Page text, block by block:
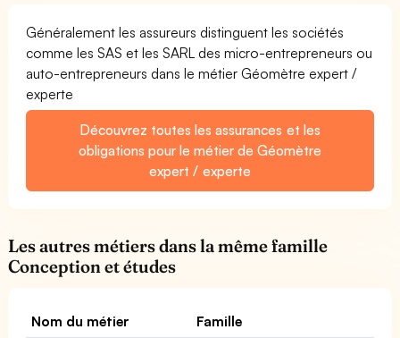
Généralement les assureurs distinguent les sociétés
comme les SAS et les SARL des micro-entrepreneurs ou
auto-entrepreneurs dans le métier Géomètre expert /
experte
Découvrez toutes les assurances et les
obligations pour le métier de Géomètre
expert / experte
Les autres métiers dans la même famille
Conception et études
Nom du métier
Famille